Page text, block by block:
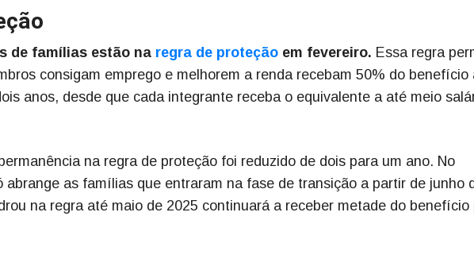
de famílias estão na regra de proteção em fevereiro. Essa regra
consigam emprego e melhorem a renda recebam 50% do benefício
anos, desde que cada integrante receba o equivalente a até meio
na regra de proteção foi reduzido de dois para um ano. No
abrange as famílias que entraram na fase de transição a partir de junho
na regra até maio de 2025 continuará a receber metade do benefício